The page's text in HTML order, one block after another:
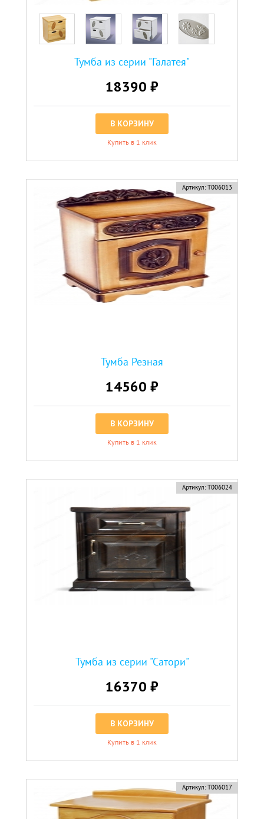
Тумба из серии "Галатея"
18390 ₽
В КОРЗИНУ
Купить в 1 клик
Артикул: Т006013
Тумба Резная
14560 ₽
В КОРЗИНУ
Купить в 1 клик
Артикул: Т006024
Тумба из серии "Сатори"
16370 ₽
В КОРЗИНУ
Купить в 1 клик
Артикул: Т006017